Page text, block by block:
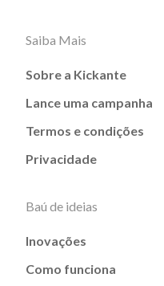
Saiba Mais
Sobre a Kickante
Lance uma campanha
Termos e condições
Privacidade
Baú de ideias
Inovações
Como funciona